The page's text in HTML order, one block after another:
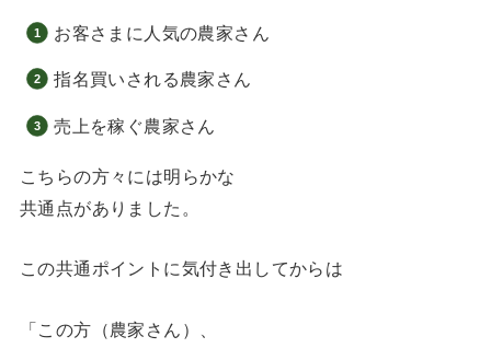
お客さまに人気の農家さん
指名買いされる農家さん
売上を稼ぐ農家さん
こちらの方々には明らかな
共通点がありました。
この共通ポイントに気付き出してからは
「この方（農家さん）、